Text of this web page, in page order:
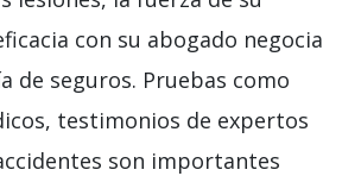
con su abogado negocia
de seguros. Pruebas como
testimonios de expertos
son importantes